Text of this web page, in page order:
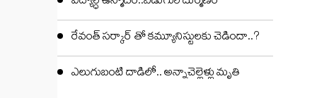
రేవంత్ సర్కార్ తో కమ్యూనిస్టులకు చెడిందా..?
ఎలుగుబంటి దాడిలో.. అన్నాచెల్లెళ్లు మృతి